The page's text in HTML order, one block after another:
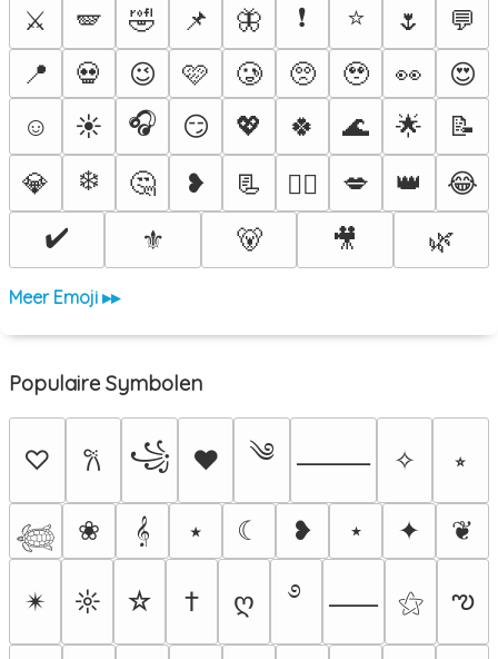
⚔️
🪽 🤣 📌 🦋 ❗ ⭐ 🌷
💬
📍
💀 😉 🩷 🥲 🥺 🥹 👀
😍
☺️
☀️ 🎧 😏 💖 🍀 🌊 🌟
📝
💎
❄️ 🤔 ❥ 📃 ❤️‍🔥 💋 👑
😂
✔️
⚜️ 🐻 🎥 🌿
Meer Emoji ▸▸
Populaire Symbolen
♡ 𐙚 ꧁ ♥ ༄ ⸻ ✧ ⭒
𓆉 ❀ 𝄞 ⭑ ☾ ❥ ⋆ ✦ ❦
✴︎ ☼ ☆ † ღ ࿔ ⸺ ⚝ ఌ